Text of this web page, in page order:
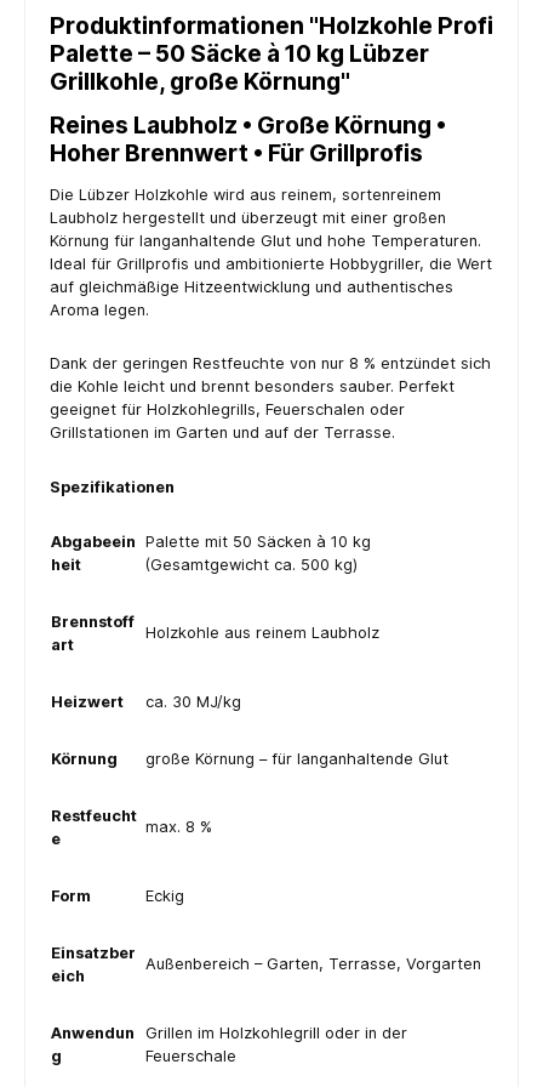
Produktinformationen "Holzkohle Profi
Palette – 50 Säcke à 10 kg Lübzer
Grillkohle, große Körnung"
Reines Laubholz • Große Körnung •
Hoher Brennwert • Für Grillprofis
Die Lübzer Holzkohle wird aus reinem, sortenreinem
Laubholz hergestellt und überzeugt mit einer großen
Körnung für langanhaltende Glut und hohe Temperaturen.
Ideal für Grillprofis und ambitionierte Hobbygriller, die Wert
auf gleichmäßige Hitzeentwicklung und authentisches
Aroma legen.
Dank der geringen Restfeuchte von nur 8 % entzündet sich
die Kohle leicht und brennt besonders sauber. Perfekt
geeignet für Holzkohlegrills, Feuerschalen oder
Grillstationen im Garten und auf der Terrasse.
Spezifikationen
Abgabeein
heit
Palette mit 50 Säcken à 10 kg
(Gesamtgewicht ca. 500 kg)
Brennstoff
art
Holzkohle aus reinem Laubholz
Heizwert ca. 30 MJ/kg
Körnung große Körnung – für langanhaltende Glut
Restfeucht
e
max. 8 %
Form Eckig
Einsatzber
eich
Außenbereich – Garten, Terrasse, Vorgarten
Anwendun
g
Grillen im Holzkohlegrill oder in der
Feuerschale